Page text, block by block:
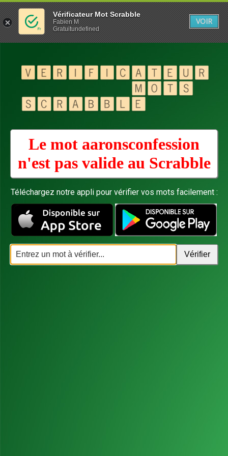
Le mot aaronsconfession
n'est pas valide au Scrabble
Téléchargez notre appli pour vérifier vos mots facilement :
Vérificateur Mot Scrabble
Fabien M
Gratuitundefined
VOIR